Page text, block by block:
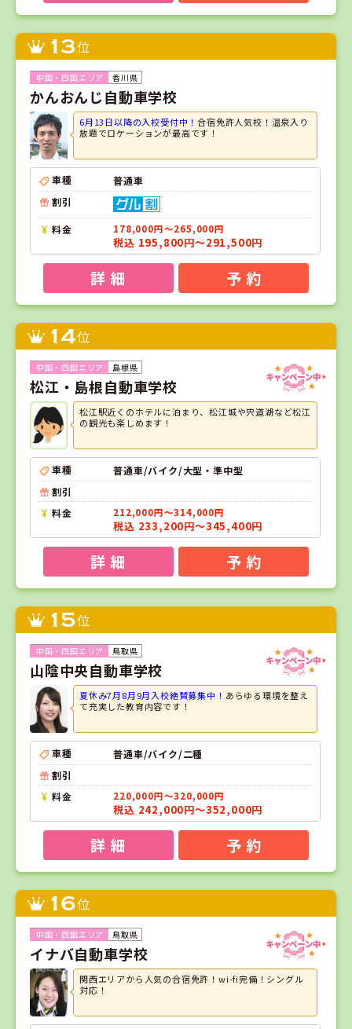
13位
香川県
かんおんじ自動車学校
6月13日以降の入校受付中！合宿免許人気校！温泉入り
放題でロケーションが最高です！
車種
普通車
割引
料金 178,000円～265,000円
税込 195,800円～291,500円
詳 細 予 約
14位
島根県
松江・島根自動車学校
松江駅近くのホテルに泊まり、松江城や宍道湖など松江
の観光も楽しめます！
車種
普通車/バイク/大型・準中型
割引
料金
212,000円～314,000円
税込 233,200円～345,400円
詳 細 予 約
15位
鳥取県
山陰中央自動車学校
夏休み7月8月9月入校絶賛募集中！ あらゆる環境を整え
て充実した教育内容です！
車種
普通車/バイク/二種
割引
料金
220,000円～320,000円
税込 242,000円～352,000円
詳 細 予 約
16位
鳥取県
イナバ自動車学校
関西エリアから人気の合宿免許！wi-fi完備！シングル
対応！